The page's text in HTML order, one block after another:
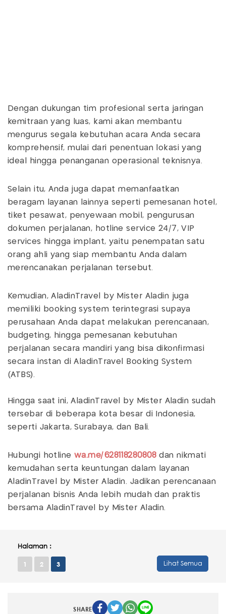
Dengan dukungan tim profesional serta jaringan
kemitraan yang luas, kami akan membantu
mengurus segala kebutuhan acara Anda secara
komprehensif, mulai dari penentuan lokasi yang
ideal hingga penanganan operasional teknisnya.
Selain itu, Anda juga dapat memanfaatkan
beragam layanan lainnya seperti pemesanan hotel,
tiket pesawat, penyewaan mobil, pengurusan
dokumen perjalanan, hotline service 24/7, VIP
services hingga implant, yaitu penempatan satu
orang ahli yang siap membantu Anda dalam
merencanakan perjalanan tersebut.
Kemudian, AladinTravel by Mister Aladin juga
memiliki booking system terintegrasi supaya
perusahaan Anda dapat melakukan perencanaan,
budgeting, hingga pemesanan kebutuhan
perjalanan secara mandiri yang bisa dikonfirmasi
secara instan di AladinTravel Booking System
(ATBS).
Hingga saat ini, AladinTravel by Mister Aladin sudah
tersebar di beberapa kota besar di Indonesia,
seperti Jakarta, Surabaya, dan Bali.
Hubungi hotlinewa.me/628118280808dan nikmati
kemudahan serta keuntungan dalam layanan
AladinTravel by Mister Aladin. Jadikan perencanaan
perjalanan bisnis Anda lebih mudah dan praktis
bersama AladinTravel by Mister Aladin.
Halaman :
1 2 3 Lihat Semua
SHARE